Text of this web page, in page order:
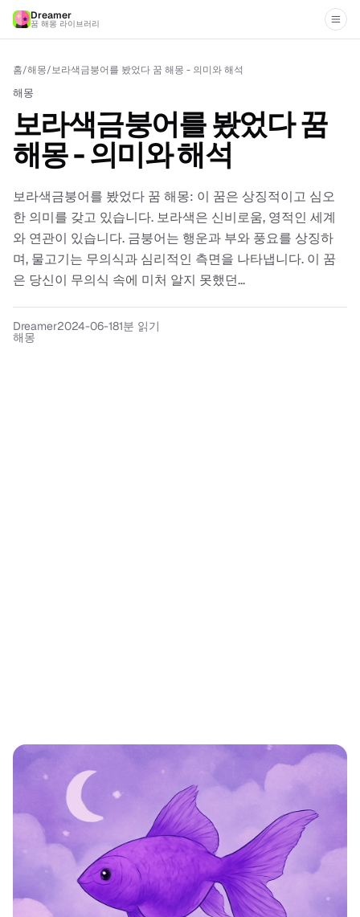
Dreamer
꿈 해몽 라이브러리
홈/해몽/보라색금붕어를 봤었다 꿈 해몽 - 의미와 해석
해몽
보라색금붕어를 봤었다 꿈
해몽 - 의미와 해석
보라색금붕어를 봤었다 꿈 해몽: 이 꿈은 상징적이고 심오
한 의미를 갖고 있습니다. 보라색은 신비로움, 영적인 세계
와 연관이 있습니다. 금붕어는 행운과 부와 풍요를 상징하
며, 물고기는 무의식과 심리적인 측면을 나타냅니다. 이 꿈
은 당신이 무의식 속에 미처 알지 못했던...
Dreamer2024-06-181분 읽기
해몽